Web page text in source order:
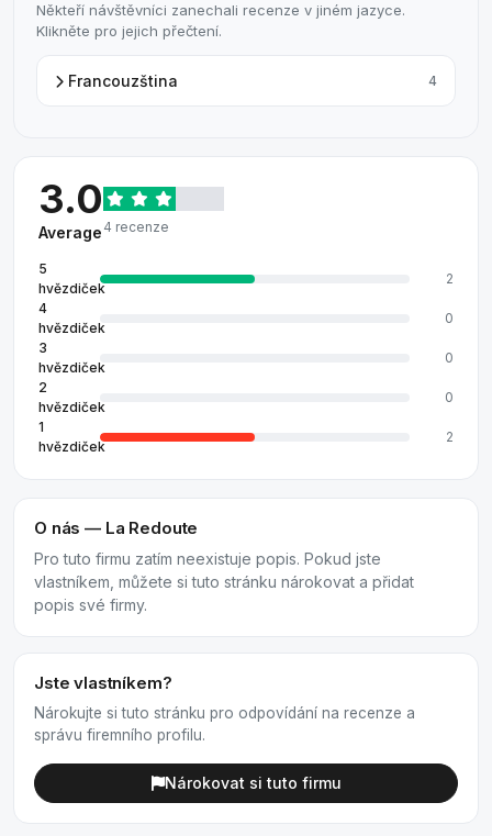
Někteří návštěvníci zanechali recenze v jiném jazyce.
Klikněte pro jejich přečtení.
Francouzština 4
3.0
Average 4 recenze
5
hvězdiček
2
4
hvězdiček
0
3
hvězdiček
0
2
hvězdiček
0
1
hvězdiček
2
O nás — La Redoute
Pro tuto firmu zatím neexistuje popis. Pokud jste
vlastníkem, můžete si tuto stránku nárokovat a přidat
popis své firmy.
Jste vlastníkem?
Nárokujte si tuto stránku pro odpovídání na recenze a
správu firemního profilu.
Nárokovat si tuto firmu